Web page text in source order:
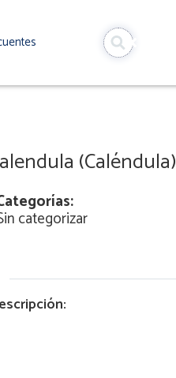
(Caléndula)
categorizar